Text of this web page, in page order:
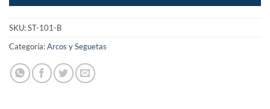
SKU:ST-101-B
Categoría:Arcos y Seguetas